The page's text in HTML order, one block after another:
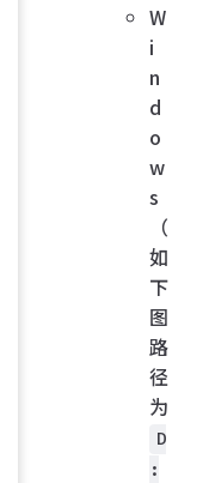
W
i
n
d
o
w
s
（
如
下
图
路
径
为
D
: